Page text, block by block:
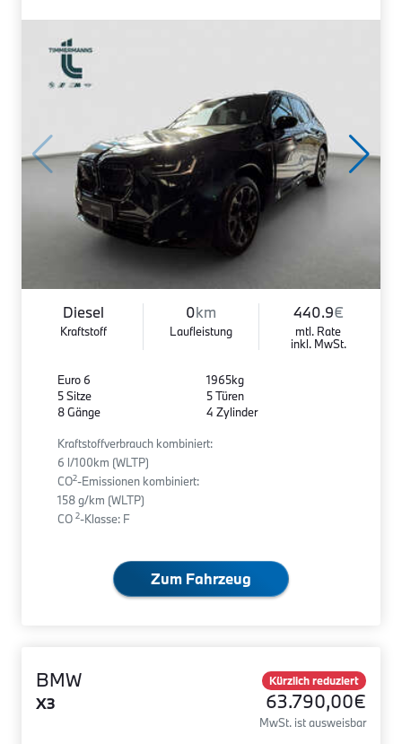
Diesel
Kraftstoff
0km
Laufleistung
440.9€
mtl. Rate
inkl. MwSt.
Euro 6
5 Sitze
8 Gänge
1965kg
5 Türen
4 Zylinder
Kraftstoffverbrauch kombiniert:
6 l/100km (WLTP)
CO2-Emissionen kombiniert:
158 g/km (WLTP)
CO 2-Klasse: F
Zum Fahrzeug
BMW
X3
Kürzlich reduziert
63.790,00€
MwSt. ist ausweisbar